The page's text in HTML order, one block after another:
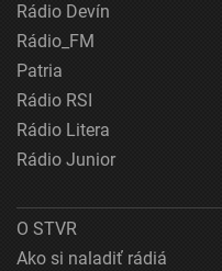
Rádio Devín
Rádio_FM
Patria
Rádio RSI
Rádio Litera
Rádio Junior
O STVR
Ako si naladiť rádiá